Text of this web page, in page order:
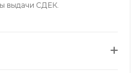
выдачи СДЕК.